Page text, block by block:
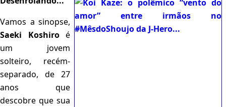
Vamos a sinopse,
Saeki Koshiroé
um jovem
solteiro, recém-
separado, de 27
anos que
descobre que sua